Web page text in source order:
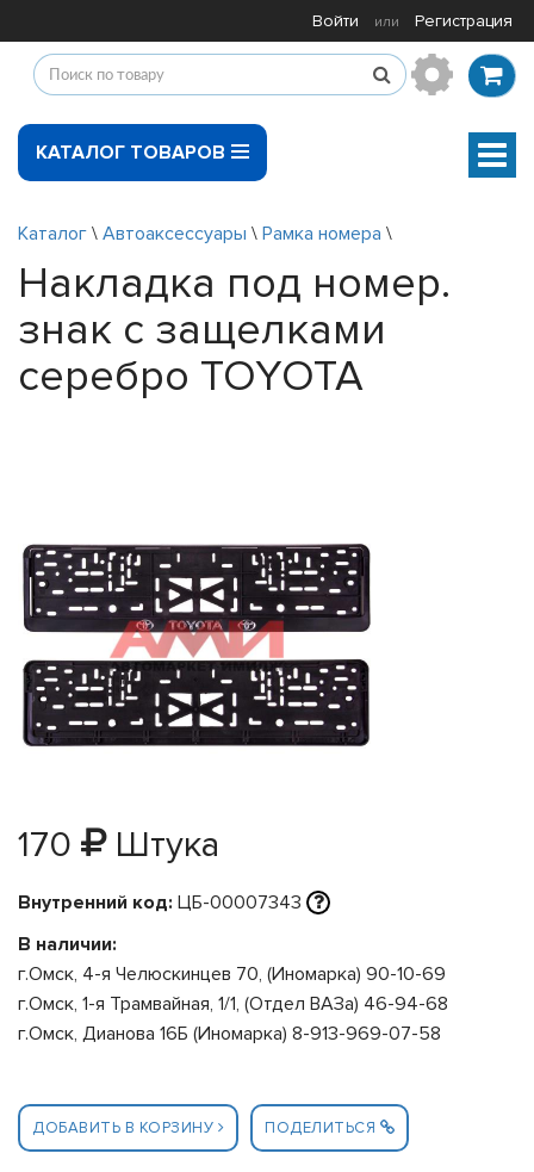
Войти или Регистрация
КАТАЛОГ ТОВАРОВ
Каталог \ Автоаксессуары \ Рамка номера \
Накладка под номер.
знак с защелками
серебро TOYOTA
170 Штука
Внутренний код: ЦБ-00007343
В наличии:
г.Омск, 4-я Челюскинцев 70, (Иномарка) 90-10-69
г.Омск, 1-я Трамвайная, 1/1, (Отдел ВАЗа) 46-94-68
г.Омск, Дианова 16Б (Иномарка) 8-913-969-07-58
ДОБАВИТЬ В КОРЗИНУ ПОДЕЛИТЬСЯ